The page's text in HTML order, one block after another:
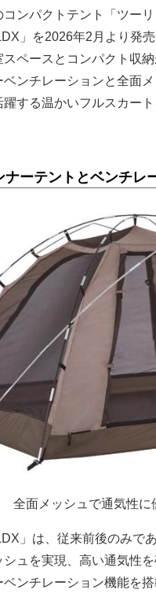
ンパクトテント「ツー
」を2026年2月より発
ペースとコンパクト収
ベンチレーションと全面
する温かいフルスカー
ーテントとベンチレ
全面メッシュで通気性に
」は、従来前後のみ
ュを実現、高い通気性
ンチレーション機能を